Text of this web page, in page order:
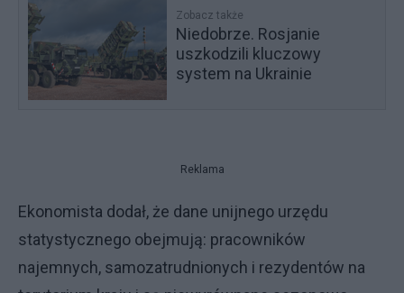
Zobacz także
Niedobrze. Rosjanie
uszkodzili kluczowy
system na Ukrainie
Reklama
Ekonomista dodał, że dane unijnego urzędu
statystycznego obejmują: pracowników
najemnych, samozatrudnionych i rezydentów na